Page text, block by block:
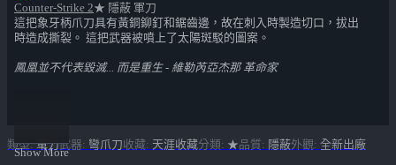
Counter-Strike 2★ 隱蔽 軍刀
這把象牙柄爪刀具有黃銅鉚釘和鋸齒邊，故在刺入時製造切口，拔出
時造成撕裂。 這把武器被噴上了太陽斑駁的圖案。
鳳凰並不代表毀滅... 而是重生 - 維勒芮亞杰那 革命家
Show More
類型: 軍刀武器: 彎爪刀收藏: 天涯收藏分類: ★品質: 隱蔽外觀: 全新出廠